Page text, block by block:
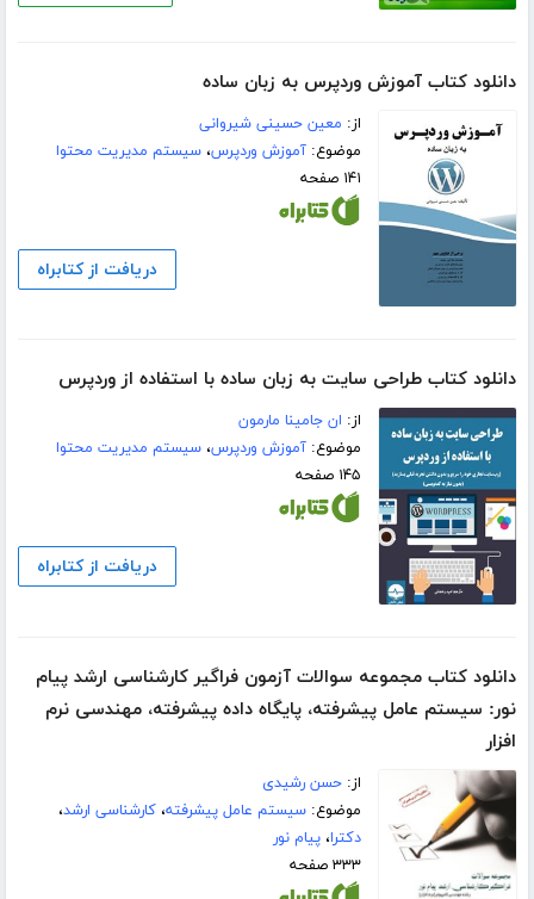
دانلود کتاب آموزش وردپرس به زبان ساده
از: معین حسینی شیروانی
موضوع:آموزش وردپرس،سیستم مدیریت محتوا
۱۴۱ صفحه
دریافت از کتابراه
دانلود کتاب طراحی سایت به زبان ساده با استفاده از وردپرس
از: ان جامینا مارمون
موضوع:آموزش وردپرس،سیستم مدیریت محتوا
۱۴۵ صفحه
دریافت از کتابراه
دانلود کتاب مجموعه سوالات آزمون فراگیر کارشناسی ارشد پیام
نور: سیستم عامل پیشرفته، پایگاه داده پیشرفته، مهندسی نرم
افزار
از:حسن رشیدی
موضوع:سیستم عامل پیشرفته،کارشناسی ارشد،
دکترا،پیام نور
۳۳۳ صفحه